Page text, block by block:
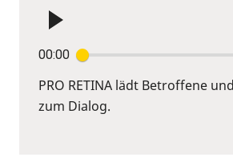
00:00
PRO RETINA lädt Betroffene
zum Dialog.